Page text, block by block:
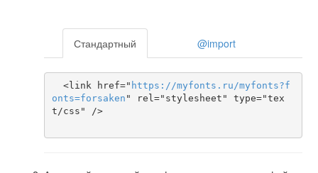
Стандартный @import
  <link href="
https ://myfonts . ru/myfonts?f
onts=forsaken " rel="stylesheet" type="tex
t/css" />